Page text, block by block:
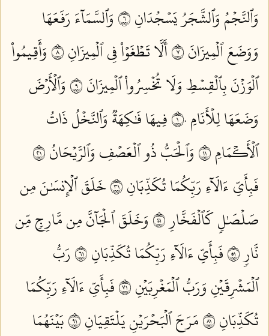
وَٱلنَّجۡمُ وَٱلشَّجَرُ يَسۡجُدَانِ ٦
وَٱلسَّمَآءَ رَفَعَهَا
وَوَضَعَ ٱلۡمِيزَانَ ٧
أَلَّا تَطۡغَوۡاْ فِي ٱلۡمِيزَانِ ٨
وَأَقِيمُواْ
ٱلۡوَزۡنَ بِٱلۡقِسۡطِ وَلَا تُخۡسِرُواْ ٱلۡمِيزَانَ ٩
وَٱلۡأَرۡضَ
وَضَعَهَا لِلۡأَنَامِ ١٠
فِيهَا فَٰكِهَةٞ وَٱلنَّخۡلُ ذَاتُ
ٱلۡأَكۡمَامِ ١١
وَٱلۡحَبُّ ذُو ٱلۡعَصۡفِ وَٱلرَّيۡحَانُ ١٢
فَبِأَيِّ ءَالَآءِ رَبِّكُمَا تُكَذِّبَانِ ١٣
خَلَقَ ٱلۡإِنسَٰنَ مِن
صَلۡصَٰلٖ كَٱلۡفَخَّارِ ١٤
وَخَلَقَ ٱلۡجَآنَّ مِن مَّارِجٖ مِّن
نَّارٖ ١٥
فَبِأَيِّ ءَالَآءِ رَبِّكُمَا تُكَذِّبَانِ ١٦
رَبُّ
ٱلۡمَشۡرِقَيۡنِ وَرَبُّ ٱلۡمَغۡرِبَيۡنِ ١٧
فَبِأَيِّ ءَالَآءِ رَبِّكُمَا
تُكَذِّبَانِ ١٨
مَرَجَ ٱلۡبَحۡرَيۡنِ يَلۡتَقِيَانِ ١٩
بَيۡنَهُمَا